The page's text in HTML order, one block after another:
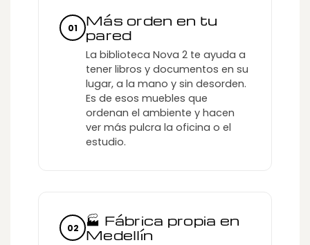
01
Más orden en tu
pared
La biblioteca Nova 2 te ayuda a
tener libros y documentos en su
lugar, a la mano y sin desorden.
Es de esos muebles que
ordenan el ambiente y hacen
ver más pulcra la oficina o el
estudio.
02
🏭 Fábrica propia en
Medellín